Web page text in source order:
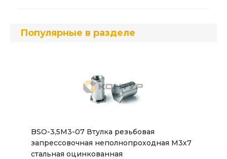
Популярные в разделе
BSO-3,5M3-07 Втулка резьбовая
запрессовочная неполнопроходная М3х7
стальная оцинкованная